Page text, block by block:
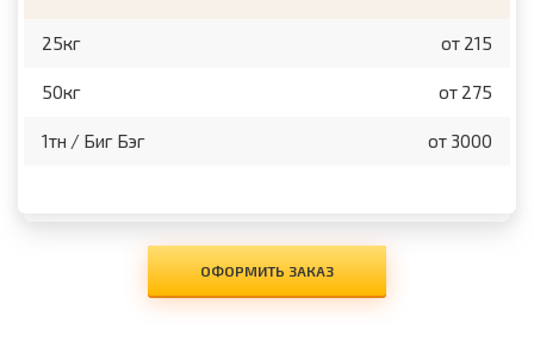
25кг от 215
50кг от 275
1тн / Биг Бэг от 3000
ОФОРМИТЬ ЗАКАЗ